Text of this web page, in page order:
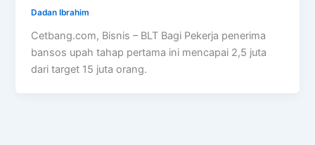
Dadan Ibrahim
Cetbang.com, Bisnis – BLT Bagi Pekerja penerima
bansos upah tahap pertama ini mencapai 2,5 juta
dari target 15 juta orang.